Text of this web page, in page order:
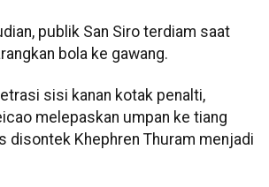
publik San Siro terdiam saat
bola ke gawang.
sisi kanan kotak penalti,
melepaskan umpan ke tiang
disontek Khephren Thuram menjadi